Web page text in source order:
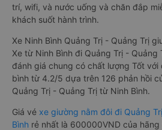
trí, wifi, và nước uống và chăn đắp
khách suốt hành trình.
Xe Ninh Bình Quảng Trị - Quảng Trị
Xe từ Ninh Bình đi Quảng Trị -
đánh giá chung có chất lượng Tốt với
bình từ 4.2/5 dựa trên 126 phản hồi
Quảng Trị - Quảng Trị từ Ninh Bình.
Giá vé xe giường nằm đôi đi Quảng
Bình rẻ nhất là 600000VND của hãng